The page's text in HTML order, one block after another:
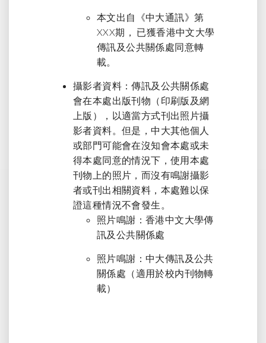
本文出自《中大通訊》第
XXX期， 已獲香港中文大學
傳訊及公共關係處同意轉
載。
攝影者資料：傳訊及公共關係處
會在本處出版刊物（印刷版及網
上版），以適當方式刊出照片攝
影者資料。但是，中大其他個人
或部門可能會在沒知會本處或未
得本處同意的情況下，使用本處
刊物上的照片，而沒有鳴謝攝影
者或刊出相關資料，本處難以保
證這種情況不會發生。
照片鳴謝：香港中文大學傳
訊及公共關係處
照片鳴謝：中大傳訊及公共
關係處（適用於校内刊物轉
載）